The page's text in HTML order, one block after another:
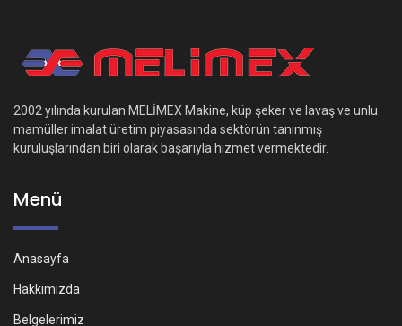
2002 yılında kurulan MELİMEX Makine, küp şeker ve lavaş ve unlu
mamüller imalat üretim piyasasında sektörün tanınmış
kuruluşlarından biri olarak başarıyla hizmet vermektedir.
Menü
Anasayfa
Hakkımızda
Belgelerimiz